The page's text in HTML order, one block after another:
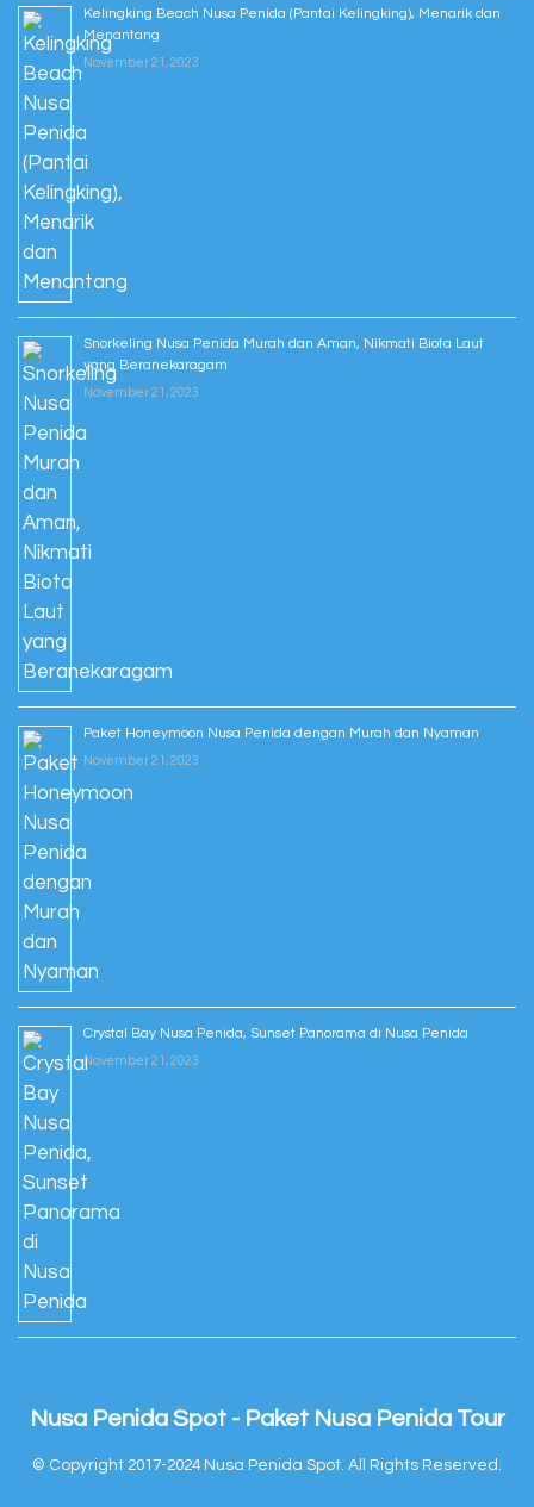
Kelingking Beach Nusa Penida (Pantai Kelingking), Menarik dan
Menantang
November 21, 2023
Snorkeling Nusa Penida Murah dan Aman, Nikmati Biota Laut
yang Beranekaragam
November 21, 2023
Paket Honeymoon Nusa Penida dengan Murah dan Nyaman
November 21, 2023
Crystal Bay Nusa Penida, Sunset Panorama di Nusa Penida
November 21, 2023
Nusa Penida Spot - Paket Nusa Penida Tour
© Copyright 2017-2024 Nusa Penida Spot. All Rights Reserved.